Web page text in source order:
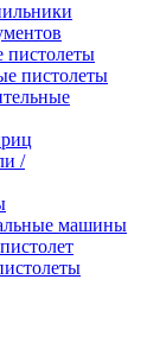
пистолеты
пистолеты
/
машины